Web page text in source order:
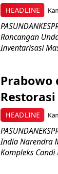
HEADLINE
Rancangan
Inventarisasi
HEADLINE
Prabowo
India Narendra
Kompleks